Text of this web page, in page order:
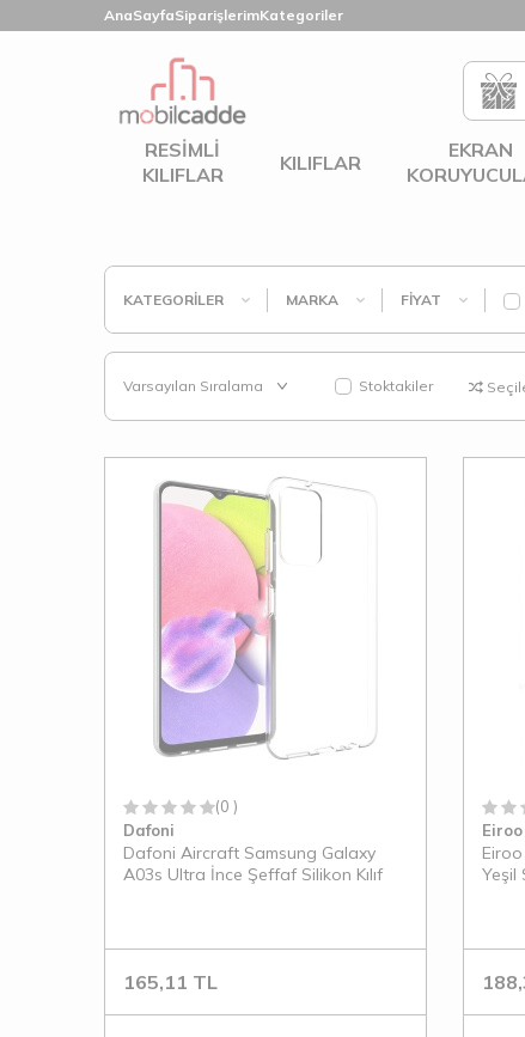
AnaSayfaSiparişlerimKategoriler
RESIMLI
KILIFLAR
KILIFLAR
EKRAN
KATEGORILER MARKA FIYAT
Stoktakiler
(0 )
Dafoni
Dafoni Aircraft Samsung Galaxy
A03s Ultra İnce Şeffaf Silikon Kılıf
165,11 TL
Eiroo
Yeşil